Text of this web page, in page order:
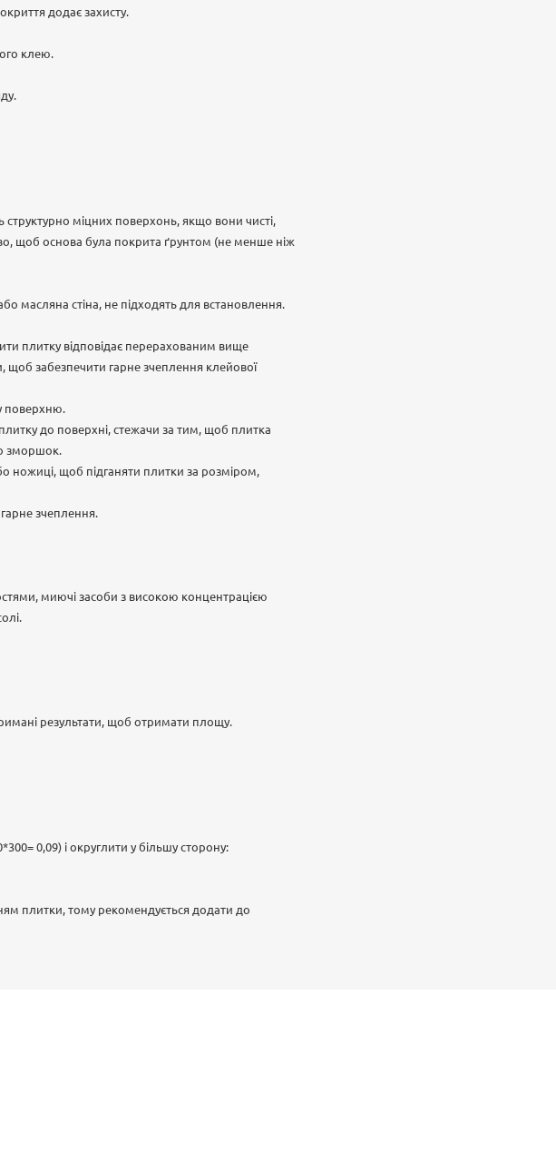
додає захисту.
клею.
міцних поверхонь, якщо вони чисті,
щоб основа була покрита ґрунтом (не менше ніж
масляна стіна, не підходять для встановлення.
плитку відповідає перерахованим вище
щоб забезпечити гарне зчеплення клейової
поверхню.
до поверхні, стежачи за тим, щоб плитка
зморшок.
ножиці, щоб підганяти плитки за розміром,
зчеплення.
миючі засоби з високою концентрацією
результати, щоб отримати площу.
0,09) і округлити у більшу сторону:
плитки, тому рекомендується додати до